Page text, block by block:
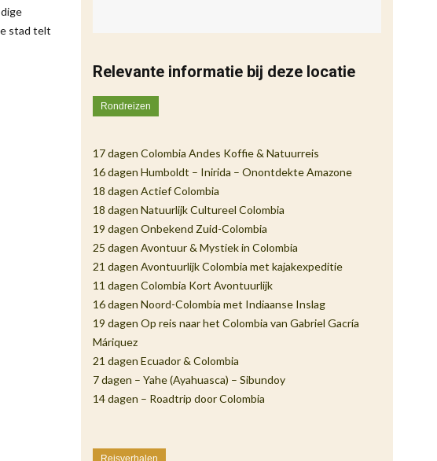
stad telt
Relevante informatie bij deze locatie
Rondreizen
17 dagen Colombia Andes Koffie & Natuurreis
16 dagen Humboldt – Inirida – Onontdekte Amazone
18 dagen Actief Colombia
18 dagen Natuurlijk Cultureel Colombia
19 dagen Onbekend Zuid-Colombia
25 dagen Avontuur & Mystiek in Colombia
21 dagen Avontuurlijk Colombia met kajakexpeditie
11 dagen Colombia Kort Avontuurlijk
16 dagen Noord-Colombia met Indiaanse Inslag
19 dagen Op reis naar het Colombia van Gabriel Gacría
Máriquez
21 dagen Ecuador & Colombia
7 dagen – Yahe (Ayahuasca) – Sibundoy
14 dagen – Roadtrip door Colombia
Reisverhalen